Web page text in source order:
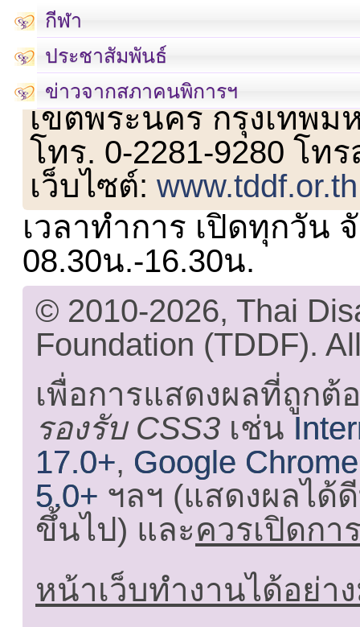
กีฬา
ประชาสัมพันธ์
ข่าวจากสภาคนพิการฯ
เลขที่ 23 ชั้น 2 ถนนวิ
เขตพระนคร กรุงเทพม
โทร. 0-2281-9280 โท
เว็บไซต์:www.tddf.or.th
เวลาทำการ เปิดทุกวัน
08.30น.-16.30น.
© 2010-2026, Thai
Foundation (TDDF).
เพื่อการแสดงผลที่ถูกต้
รองรับ CSS3 เช่น
17.0+, Google
5.0+ ฯลฯ (แสดงผลได้
ขึ้นไป) และควรเปิดกา
หน้าเว็บทำงานได้อย่า